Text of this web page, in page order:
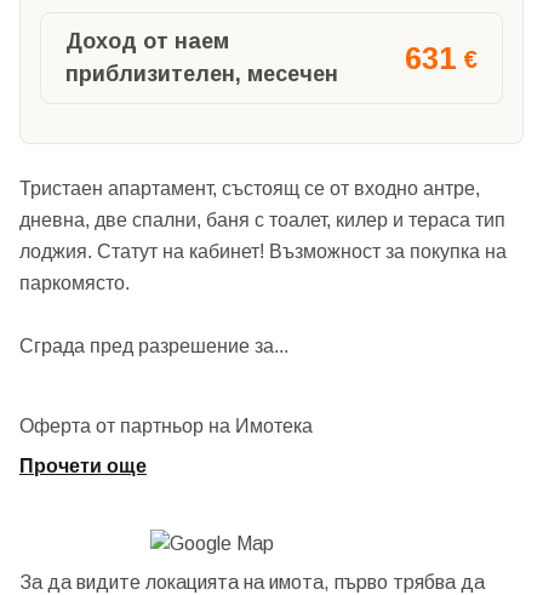
Доход от наем
приблизителен, месечен
631 €
Тристаен апартамент, състоящ се от входно антре,
дневна, две спални, баня с тоалет, килер и тераса тип
лоджия. Статут на кабинет! Възможност за покупка на
паркомясто.
Сграда пред разрешение за...
Оферта от партньор на Имотека
Прочети още
За да видите локацията на имота, първо трябва да